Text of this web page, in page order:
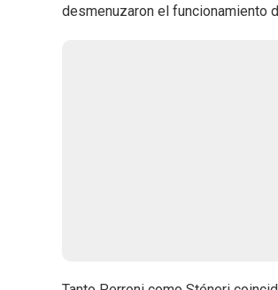
desmenuzaron el funcionamiento